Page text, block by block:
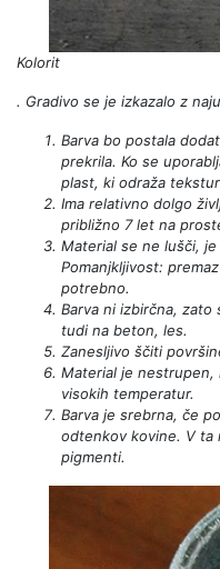
Kolorit
. Gradivo se je izkazalo z
Barva bo postala
prekrila. Ko se
plast, ki odraža
Ima relativno dolgo
približno 7 let na
Material se ne lušči,
Pomanjkljivost:
potrebno.
Barva ni izbirčna, zato
tudi na beton, les.
Zanesljivo ščiti
Material je
visokih temperatur.
Barva je srebrna, če
odtenkov kovine. V ta
pigmenti.